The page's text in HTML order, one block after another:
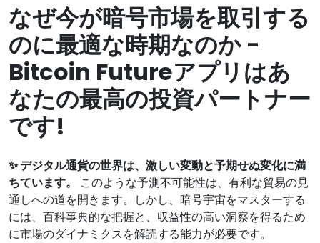
なぜ今が暗号市場を取引する
のに最適な時期なのか -
Bitcoin Futureアプリはあ
なたの最高の投資パートナー
です!
✨ デジタル通貨の世界は、激しい変動と予期せぬ変化に満
ちています。
このような予測不可能性は、有利な貿易の見
通しへの道を開きます。しかし、暗号宇宙をマスターする
には、百科事典的な把握と、収益性の高い洞察を得るため
に市場のダイナミクスを解読する能力が必要です。